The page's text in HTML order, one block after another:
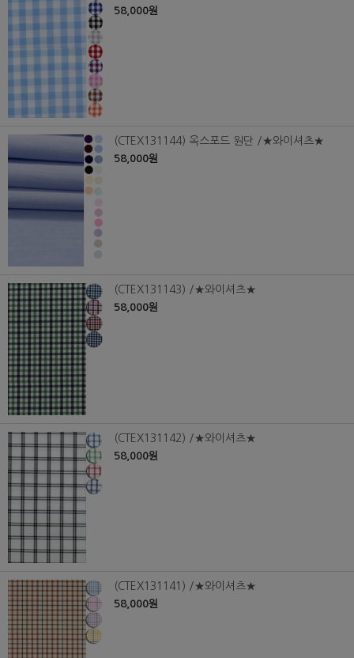
58,000원
(CTEX131144) 옥스포드 원단 /★와이셔츠★
58,000원
(CTEX131143) /★와이셔츠★
58,000원
(CTEX131142) /★와이셔츠★
58,000원
(CTEX131141) /★와이셔츠★
58,000원